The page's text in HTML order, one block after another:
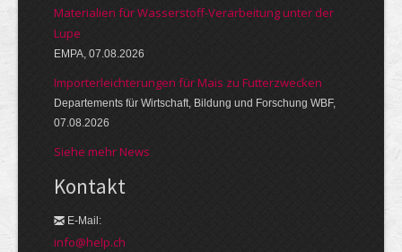
Materialien für Wasserstoff-Verarbeitung unter der
Lupe
EMPA, 07.08.2026
Importerleichterungen für Mais zu Futterzwecken
Departements für Wirtschaft, Bildung und Forschung WBF,
07.08.2026
Siehe mehr News
Kontakt
E-Mail:
info@help.ch